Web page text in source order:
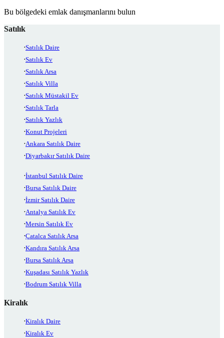
Bu bölgedeki emlak danışmanlarını bulun
Satılık
Satılık Daire
Satılık Ev
Satılık Arsa
Satılık Villa
Satılık Müstakil Ev
Satılık Tarla
Satılık Yazlık
Konut Projeleri
Ankara Satılık Daire
Diyarbakır Satılık Daire
İstanbul Satılık Daire
Bursa Satılık Daire
İzmir Satılık Daire
Antalya Satılık Ev
Mersin Satılık Ev
Çatalca Satılık Arsa
Kandıra Satılık Arsa
Bursa Satılık Arsa
Kuşadası Satılık Yazlık
Bodrum Satılık Villa
Kiralık
Kiralık Daire
Kiralık Ev